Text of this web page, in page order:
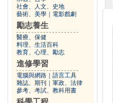
社會、人文、史地
藝術、美學
電影戲劇
勵志養生
醫療、保健
料理、生活百科
教育、心理、勵志
進修學習
電腦與網路
語言工具
雜誌、期刊
軍政、法律
參考、考試、教科用書